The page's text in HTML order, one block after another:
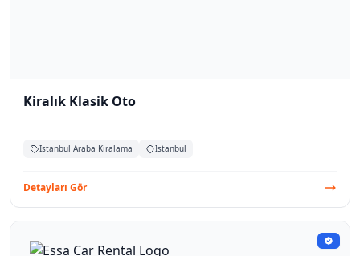
Kiralık Klasik Oto
İstanbul Araba Kiralama İstanbul
Detayları Gör